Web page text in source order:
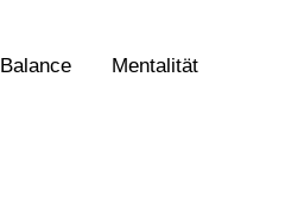
Balance Mentalität